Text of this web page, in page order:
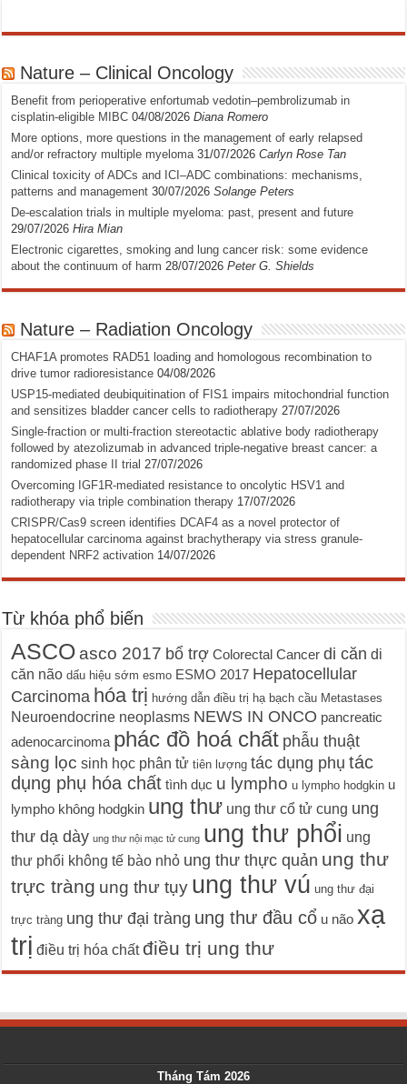
Nature – Clinical Oncology
Benefit from perioperative enfortumab vedotin–pembrolizumab in
cisplatin-eligible MIBC 04/08/2026 Diana Romero
More options, more questions in the management of early relapsed
and/or refractory multiple myeloma 31/07/2026 Carlyn Rose Tan
Clinical toxicity of ADCs and ICI–ADC combinations: mechanisms,
patterns and management 30/07/2026 Solange Peters
De-escalation trials in multiple myeloma: past, present and future
29/07/2026 Hira Mian
Electronic cigarettes, smoking and lung cancer risk: some evidence
about the continuum of harm 28/07/2026 Peter G. Shields
Nature – Radiation Oncology
CHAF1A promotes RAD51 loading and homologous recombination to
drive tumor radioresistance 04/08/2026
USP15-mediated deubiquitination of FIS1 impairs mitochondrial function
and sensitizes bladder cancer cells to radiotherapy 27/07/2026
Single-fraction or multi-fraction stereotactic ablative body radiotherapy
followed by atezolizumab in advanced triple-negative breast cancer: a
randomized phase II trial 27/07/2026
Overcoming IGF1R-mediated resistance to oncolytic HSV1 and
radiotherapy via triple combination therapy 17/07/2026
CRISPR/Cas9 screen identifies DCAF4 as a novel protector of
hepatocellular carcinoma against brachytherapy via stress granule-
dependent NRF2 activation 14/07/2026
Từ khóa phổ biến
ASCO asco 2017 bổ trợ Colorectal Cancer di căn di
căn não dấu hiệu sớm esmo ESMO 2017 Hepatocellular
Carcinoma hóa trị hướng dẫn điều trị hạ bạch cầu Metastases
Neuroendocrine neoplasms NEWS IN ONCO pancreatic
adenocarcinoma phác đồ hoá chất phẫu thuật
sàng lọc sinh học phân tử tiên lượng tác dụng phụ tác
dụng phụ hóa chất tình dục u lympho u lympho hodgkin u
lympho không hodgkin ung thư ung thư cổ tử cung ung
thư dạ dày ung thư nội mạc tử cung ung thư phổi ung
thư phổi không tế bào nhỏ ung thư thực quản ung thư
trực tràng ung thư tụy ung thư vú ung thư đại
trực tràng ung thư đại tràng ung thư đầu cổ u não xạ
trị điều trị hóa chất điều trị ung thư
Tháng Tám 2026